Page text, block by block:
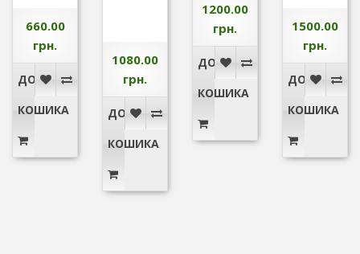
660.00
грн.
ДО
КОШИКА
1080.00
грн.
ДО
КОШИКА
1200.00
грн.
ДО
КОШИКА
1500.00
грн.
ДО
КОШИКА